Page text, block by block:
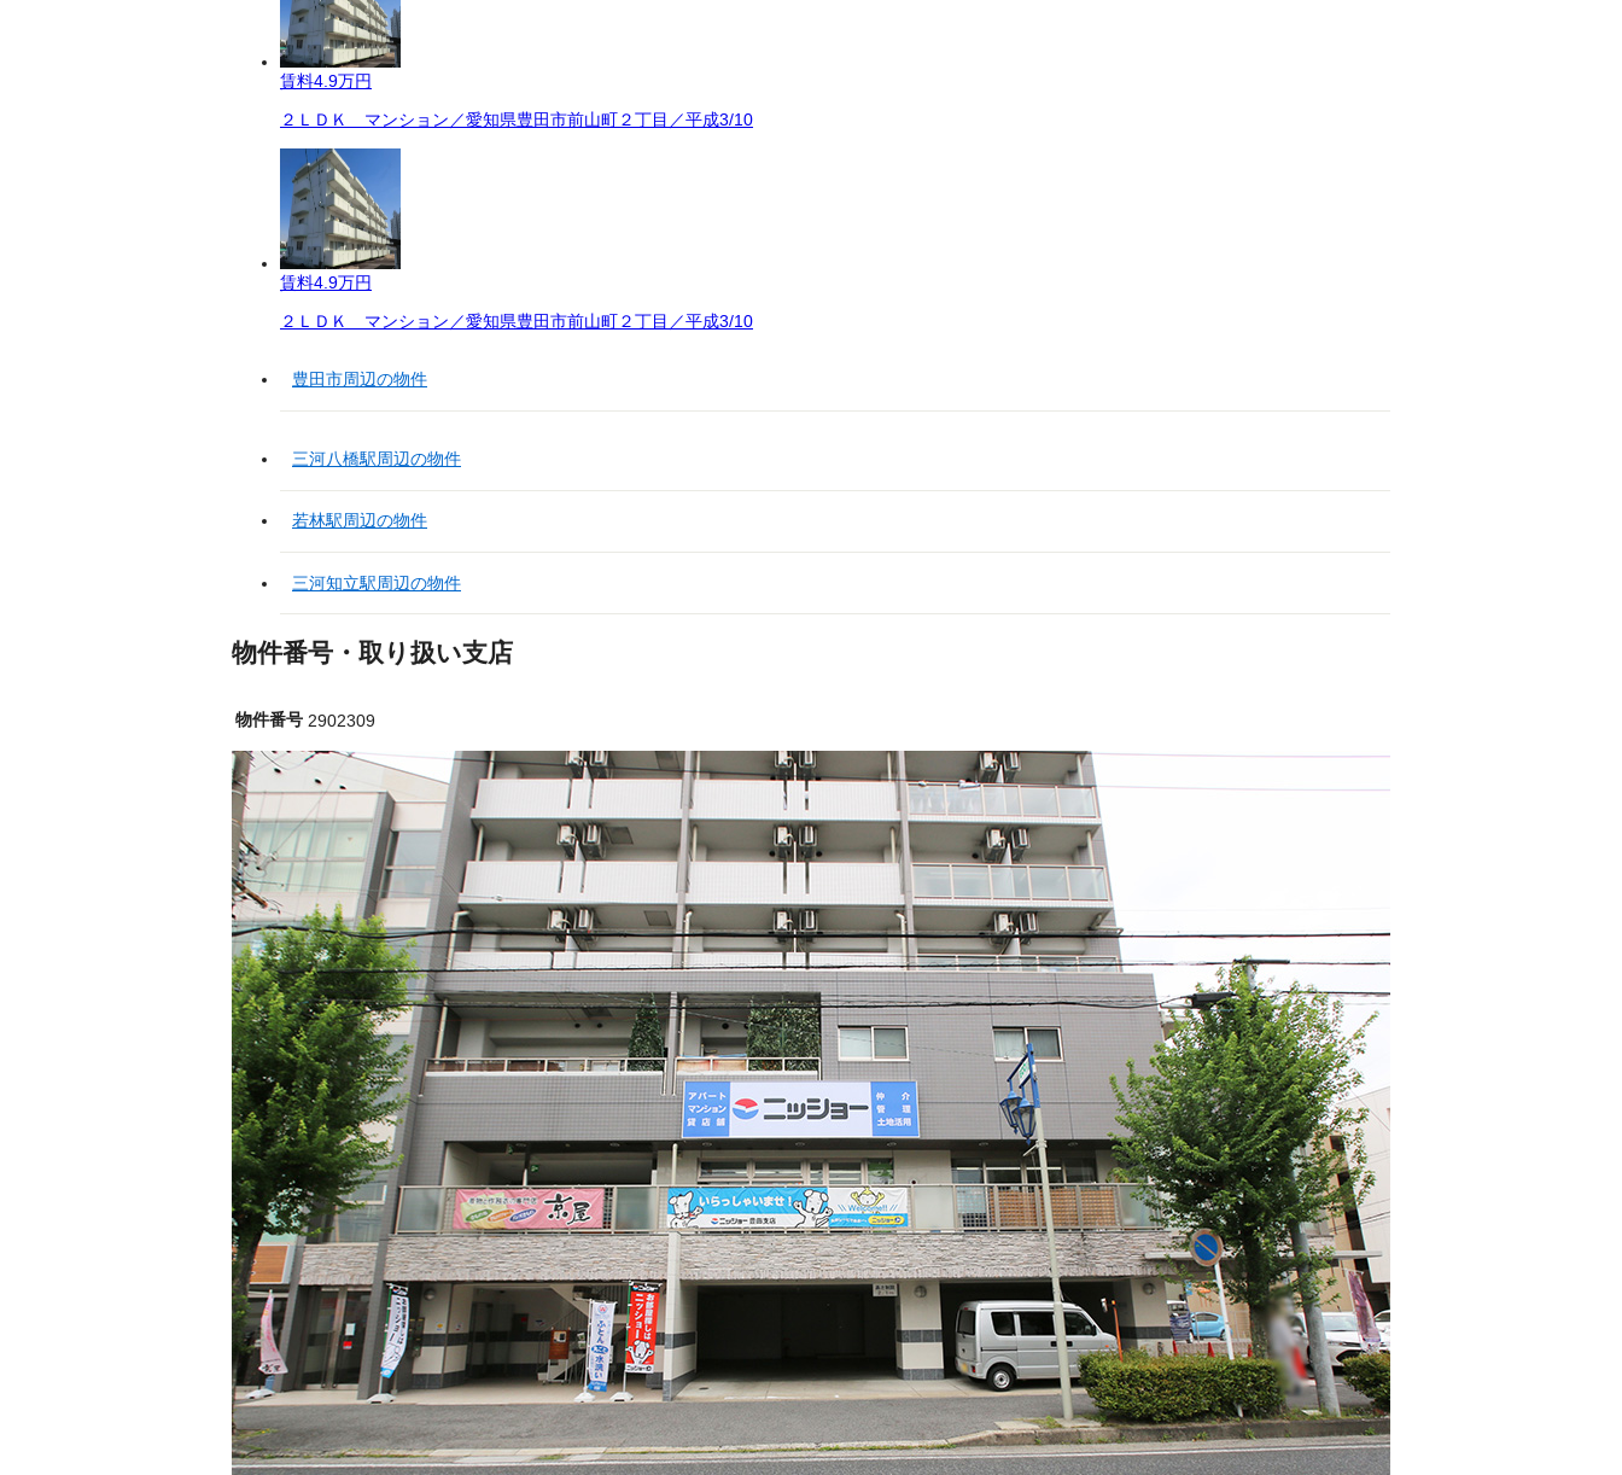
賃料4.9万円
２ＬＤＫ マンション／愛知県豊田市前山町２丁目／平成3/10
賃料4.9万円
２ＬＤＫ マンション／愛知県豊田市前山町２丁目／平成3/10
豊田市周辺の物件
三河八橋駅周辺の物件
若林駅周辺の物件
三河知立駅周辺の物件
物件番号・取り扱い支店
物件番号 2902309